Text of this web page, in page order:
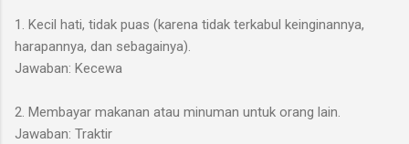
1. Kecil hati, tidak puas (karena tidak terkabul keinginannya,
harapannya, dan sebagainya).
Jawaban: Kecewa
2. Membayar makanan atau minuman untuk orang lain.
Jawaban: Traktir